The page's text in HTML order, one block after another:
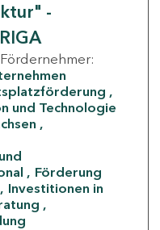
-
Fördernehmer:
und Technologie
Förderung
Investitionen in